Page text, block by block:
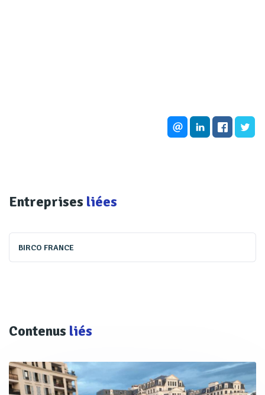
Entreprises liées
BIRCO FRANCE
Contenus liés